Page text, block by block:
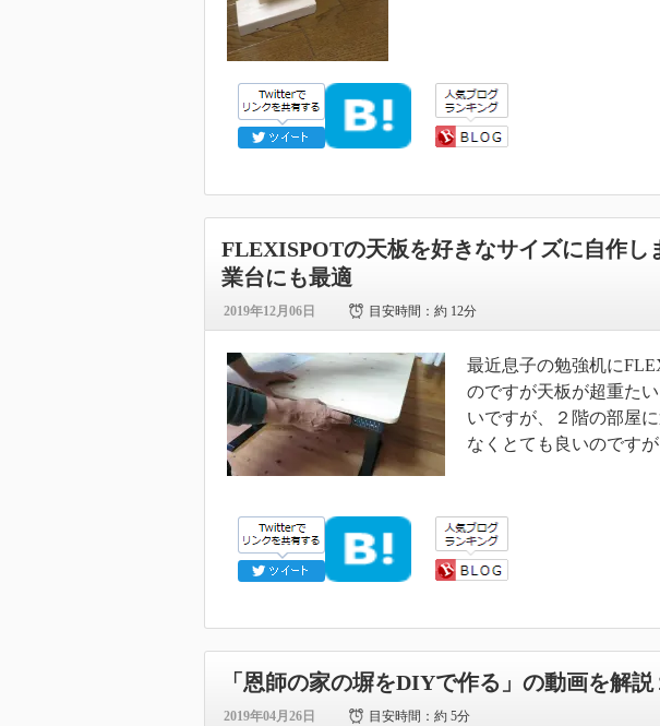
FLEXISPOTの天板を好きなサイズに自作
業台にも最適
2019年12月06日 目安時間：約 12分
最近息子の勉強机に
のですが天板が超重た
いですが、２階の部屋
なくとても良いのです
「恩師の家の塀をDIYで作る」の動画を解
2019年04月26日 目安時間：約 5分